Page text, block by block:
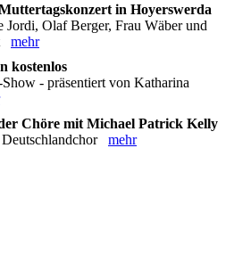
in Hoyerswerda
Jordi, Olaf Berger, Frau Wäber und
mehr
kostenlos
- präsentiert von Katharina
Chöre mit Michael Patrick Kelly
mehr